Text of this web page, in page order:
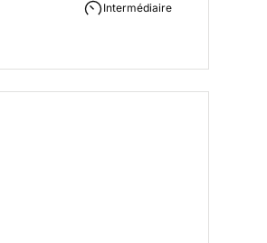
Intermédiaire